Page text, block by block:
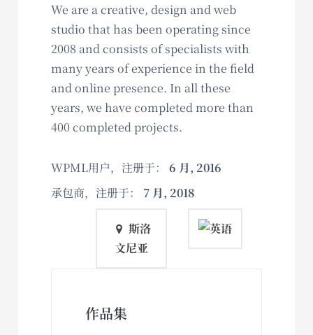
We are a creative, design and web
studio that has been operating since
2008 and consists of specialists with
many years of experience in the field
and online presence. In all these
years, we have completed more than
400 completed projects.
WPML用户，注册于： 6 月, 2016
承包商，注册于： 7 月, 2018
斯洛
文尼亚
作品集